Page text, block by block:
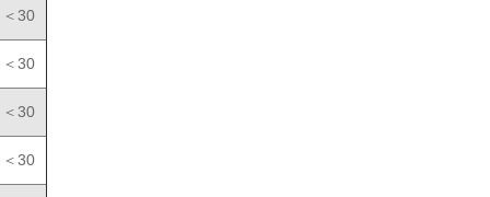
＜30
＜30
＜30
＜30